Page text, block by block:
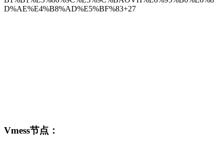
D%AE%E4%B8%AD%E5%BF%83+27
Vmess节点：